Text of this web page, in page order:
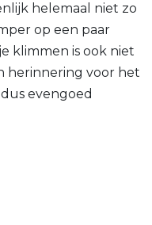
helemaal niet zo
op een paar
klimmen is ook niet
herinnering voor het
evengoed